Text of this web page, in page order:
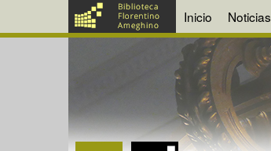
Inicio Noticias